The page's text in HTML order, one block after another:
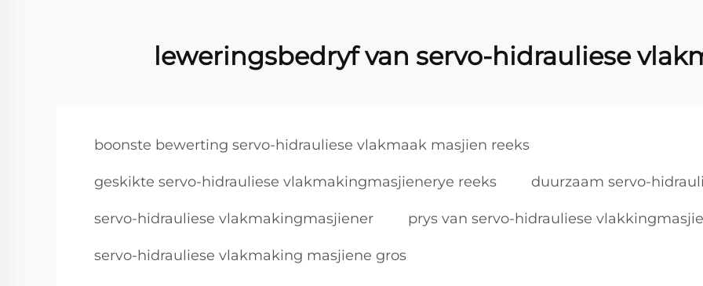
leweringsbedryf van servo-hidrauliese
boonste bewerting servo-hidrauliese vlakmaak masjien reeks
geskikte servo-hidrauliese vlakmakingmasjienerye reeks duurzaam servo-
servo-hidrauliese vlakmakingmasjiener prys van servo-hidrauliese
servo-hidrauliese vlakmaking masjiene gros